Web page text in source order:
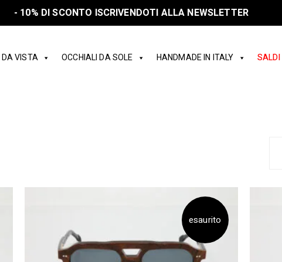
SPEDIZIONE GRATUITA IN ITALIA SOPRA I 150€
VISTA OCCHIALI DA SOLE HANDMADE IN ITALY SALDI
esaurito